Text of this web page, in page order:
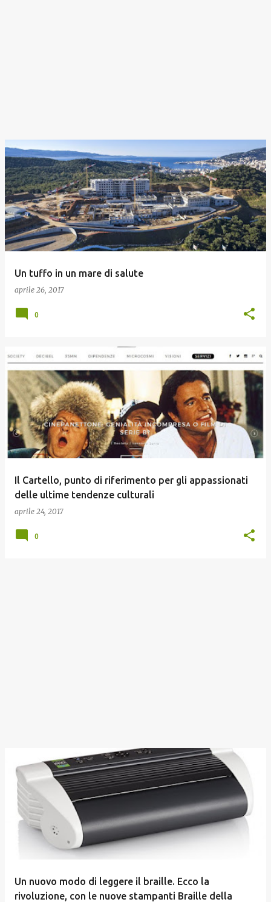
Un tuffo in un mare di salute
aprile 26, 2017
0
Il Cartello, punto di riferimento per gli appassionati
delle ultime tendenze culturali
aprile 24, 2017
0
Un nuovo modo di leggere il braille. Ecco la
rivoluzione, con le nuove stampanti Braille della